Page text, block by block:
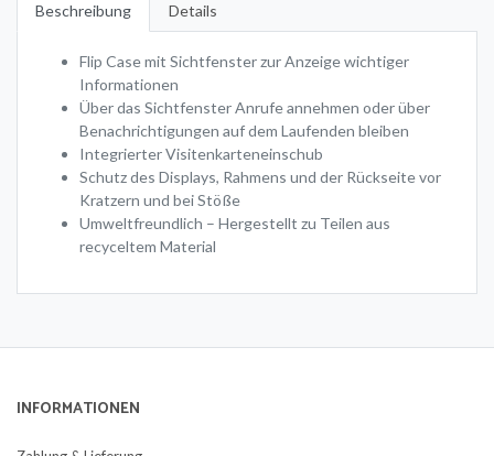
Beschreibung Details
Flip Case mit Sichtfenster zur Anzeige wichtiger
Informationen
Über das Sichtfenster Anrufe annehmen oder über
Benachrichtigungen auf dem Laufenden bleiben
Integrierter Visitenkarteneinschub
Schutz des Displays, Rahmens und der Rückseite vor
Kratzern und bei Stöße
Umweltfreundlich – Hergestellt zu Teilen aus
recyceltem Material
INFORMATIONEN